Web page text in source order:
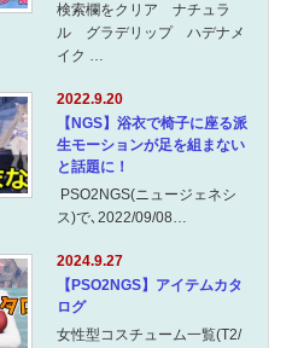
検索欄をクリア ナチュラ
ル グラデリップ ハデナメ
イク …
2022.9.20
【NGS】浴衣で椅子に座る派
生モーションが足を組まない
と話題に！
PSO2NGS(ニュージェネシ
ス)で､2022/09/08…
2024.9.27
【PSO2NGS】アイテムカタ
ログ
女性型コスチューム一覧(T2/